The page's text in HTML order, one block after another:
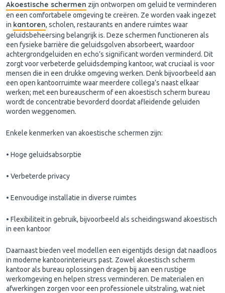
Akoestische schermen zijn ontworpen om geluid te verminderen
en een comfortabele omgeving te creëren. Ze worden vaak ingezet
in kantoren, scholen, restaurants en andere ruimtes waar
geluidsbeheersing belangrijk is. Deze schermen functioneren als
een fysieke barrière die geluidsgolven absorbeert, waardoor
achtergrondgeluiden en echo’s significant worden verminderd. Dit
zorgt voor verbeterde geluidsdemping kantoor, wat cruciaal is voor
mensen die in een drukke omgeving werken. Denk bijvoorbeeld aan
een open kantoorruimte waar meerdere collega’s naast elkaar
werken; met een bureauscherm of een akoestisch scherm bureau
wordt de concentratie bevorderd doordat afleidende geluiden
worden weggenomen.
Enkele kenmerken van akoestische schermen zijn:
• Hoge geluidsabsorptie
• Verbeterde privacy
• Eenvoudige installatie in diverse ruimtes
• Flexibiliteit in gebruik, bijvoorbeeld als scheidingswand akoestisch
in een kantoor
Daarnaast bieden veel modellen een eigentijds design dat naadloos
in moderne kantoorinterieurs past. Zowel akoestisch scherm
kantoor als bureau oplossingen dragen bij aan een rustige
werkomgeving en helpen stress verminderen. De materialen en
afwerkingen zorgen voor een professionele uitstraling, wat niet